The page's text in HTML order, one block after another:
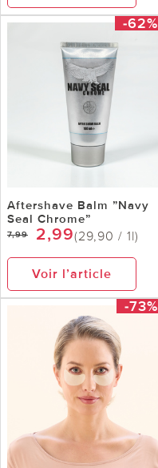
-62%
Aftershave Balm ”Navy
Seal Chrome”
7,99 2,99(29,90 / 1l)
Voir l’article
-73%